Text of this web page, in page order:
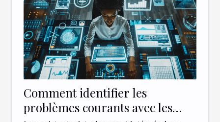
Comment identifier les
problèmes courants avec les